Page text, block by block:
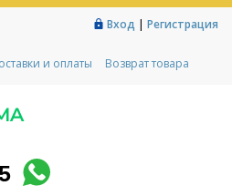
Вход | Регистрация
и оплаты
Возврат товара
ферма